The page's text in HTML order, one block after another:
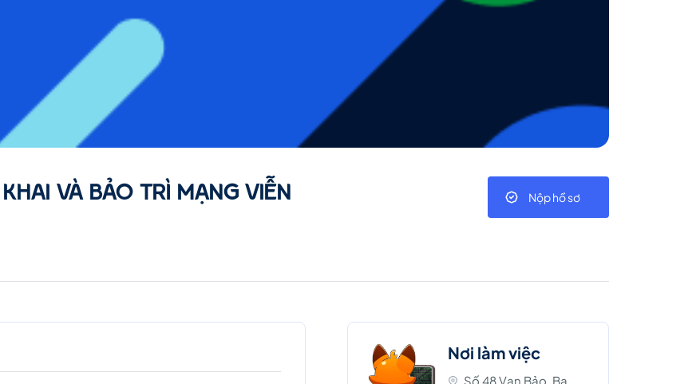
VÀ BẢO TRÌ MẠNG VIỄN
Nộp hồ sơ
Nơi làm việc
Số 48 Vạn Bảo, Ba